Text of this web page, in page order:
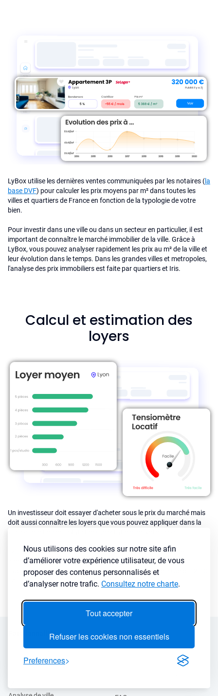
Nous utilisons des cookies sur notre site afin
d’améliorer votre expérience utilisateur, de vous
proposer des contenus personnalisés et
d’analyser notre trafic. Consultez notre charte.
Tout accepter
Refuser les cookies non essentiels
Preferences
LyBox utilise les dernières ventes communiquées par les notaires (la
base DVF) pour calculer les prix moyens par m² dans toutes les
villes et quartiers de France en fonction de la typologie de votre
bien.
Pour investir dans une ville ou dans un secteur en particulier, il est
important de connaître le marché immobilier de la ville. Grâce à
LyBox, vous pouvez analyser rapidement les prix au m² de la ville et
leur évolution dans le temps. Dans les grandes villes et metropoles,
l'analyse des prix immobiliers est faite par quartiers et Iris.
Calcul et estimation des
loyers
Un investisseur doit essayer d'acheter sous le prix du marché mais
doit aussi connaître les loyers que vous pouvez appliquer dans la
LyBox analyse des millions d’annonces de locations afin de
modéliser les loyers de la ville en fonction du type de bien
(appartement ou maison) mais aussi de la typologie (studio, T2, T3,
T4, T5 ...) et du mode de location choisi (meublé ou vide).
Fonctionnalités
Extension navigateur
Simulateur d’investissement
Programme ambassadeur